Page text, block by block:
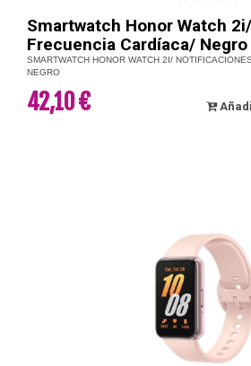
Smartwatch Honor Watch
Frecuencia Cardíaca/ Negro
SMARTWATCH HONOR WATCH 2I/
NEGRO
42,10 €